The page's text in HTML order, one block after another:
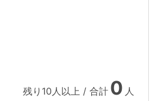
残り 10人以上 / 合計 0 人